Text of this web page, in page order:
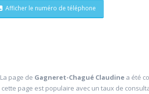
Afficher le numéro de téléphone
La page de Gagneret-Chagué Claudine a été
cette page est populaire avec un taux de